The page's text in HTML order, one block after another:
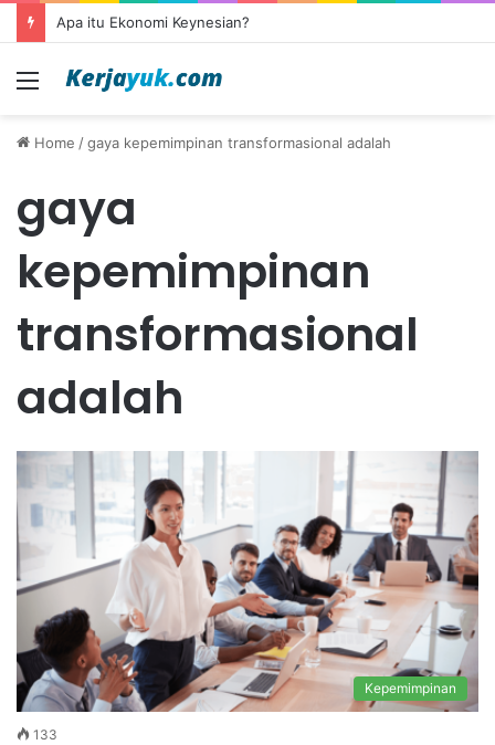
Apa itu Ekonomi Keynesian?
Menu
Home /gaya kepemimpinan transformasional adalah
gaya
kepemimpinan
transformasional
adalah
Kepemimpinan
133